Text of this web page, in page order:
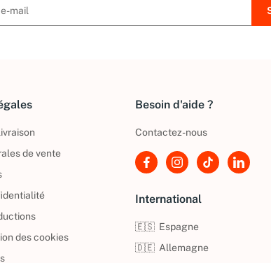
de vente
des cookies
Besoin d'aide ?
Contactez-nous
International
🇪🇸 Espagne
🇩🇪 Allemagne